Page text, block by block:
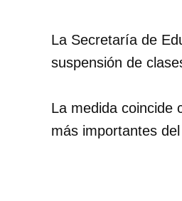
La Secretaría de
suspensión de
La medida coincide
más importantes